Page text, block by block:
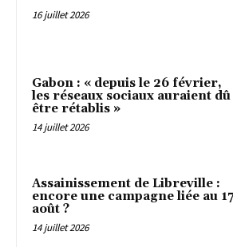
16 juillet 2026
Gabon : « depuis le 26 février,
les réseaux sociaux auraient dû
être rétablis »
14 juillet 2026
Assainissement de Libreville :
encore une campagne liée au 17
août ?
14 juillet 2026